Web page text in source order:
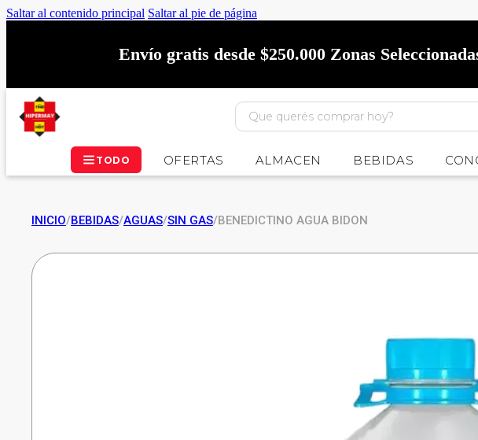
Saltar al contenido principal Saltar al pie de página
Envío gratis desde $250.000 Zonas
TODO OFERTAS ALMACEN BEBIDAS
INICIO/BEBIDAS/AGUAS/SIN GAS/BENEDICTINO AGUA BIDON